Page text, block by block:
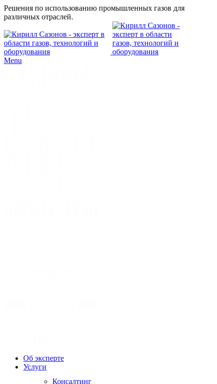
Решения по использованию промышленных газов для
различных отраслей.
Menu
Об эксперте
Услуги
Консалтинг